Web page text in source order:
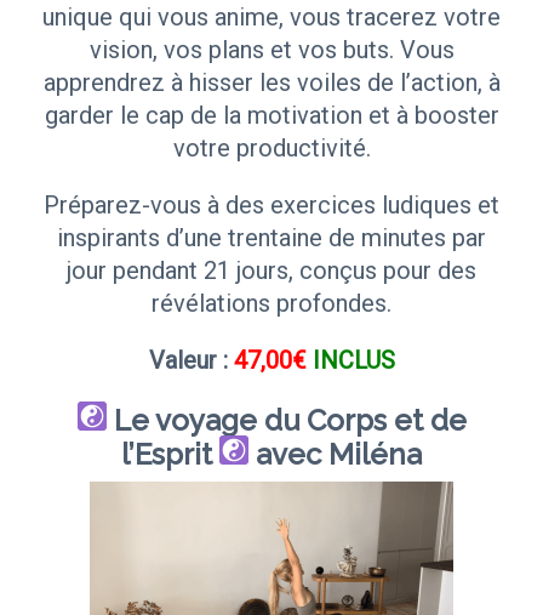
unique qui vous anime, vous tracerez votre
vision, vos plans et vos buts. Vous
apprendrez à hisser les voiles de l’action, à
garder le cap de la motivation et à booster
votre productivité.
Préparez-vous à des exercices ludiques et
inspirants d’une trentaine de minutes par
jour pendant 21 jours, conçus pour des
révélations profondes.
Valeur : 47,00€ INCLUS
Le voyage du Corps et de
l’Esprit
avec Miléna